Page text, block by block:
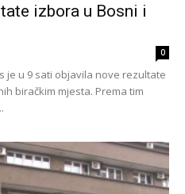
izbora u Bosni i
0
je u 9 sati objavila nove rezultate
biračkim mjesta. Prema tim